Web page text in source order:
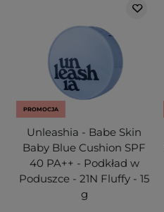
PROMOCJA
Unleashia - Babe Skin
Baby Blue Cushion SPF
40 PA++ - Podkład w
Poduszce - 21N Fluffy - 15
g